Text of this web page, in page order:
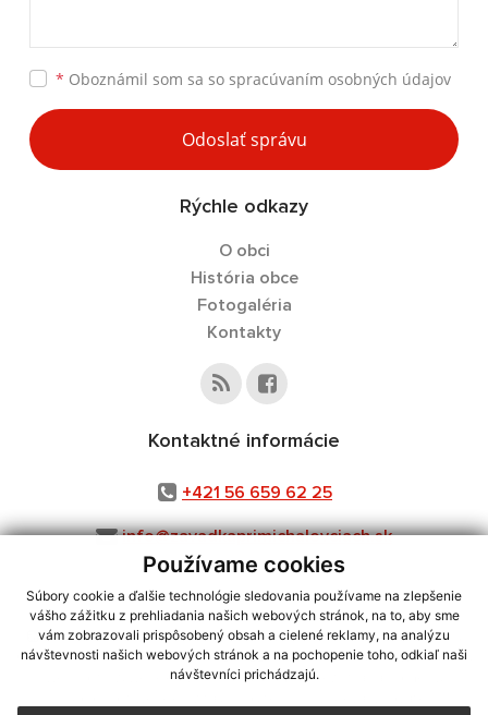
Používame cookies
Súbory cookie a ďalšie technológie sledovania používame na zlepšenie
vášho zážitku z prehliadania našich webových stránok, na to, aby sme
vám zobrazovali prispôsobený obsah a cielené reklamy, na analýzu
návštevnosti našich webových stránok a na pochopenie toho, odkiaľ naši
návštevníci prichádzajú.
* Oboznámil som sa so spracúvaním osobných údajov
Odoslať správu
Rýchle odkazy
O obci
História obce
Fotogaléria
Kontakty
Kontaktné informácie
+421 56 659 62 25
info@zavadkaprimichalovciach.sk
využite možnosť získavania aktuálnych informácií s využitím RSS
CMS systém (redakčný) systém ECHELON 2,Mapa stránok,web portál
webex.digital, s.r.o.,domény,registrácia domény